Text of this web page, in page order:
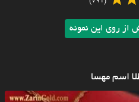
از روی این نمونه
اسم مهسا